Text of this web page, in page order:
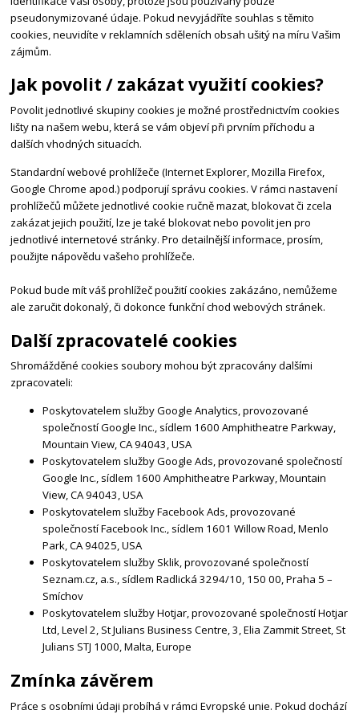
pseudonymizované údaje. Pokud nevyjádříte souhlas s těmito
cookies, neuvidíte v reklamních sděleních obsah ušitý na míru Vašim
zájmům.
Jak povolit / zakázat využití cookies?
Povolit jednotlivé skupiny cookies je možné prostřednictvím cookies
lišty na našem webu, která se vám objeví při prvním příchodu a
dalších vhodných situacích.
Standardní webové prohlížeče (Internet Explorer, Mozilla Firefox,
Google Chrome apod.) podporují správu cookies. V rámci nastavení
prohlížečů můžete jednotlivé cookie ručně mazat, blokovat či zcela
zakázat jejich použití, lze je také blokovat nebo povolit jen pro
jednotlivé internetové stránky. Pro detailnější informace, prosím,
použijte nápovědu vašeho prohlížeče.
Pokud bude mít váš prohlížeč použití cookies zakázáno, nemůžeme
ale zaručit dokonalý, či dokonce funkční chod webových stránek.
Další zpracovatelé cookies
Shromážděné cookies soubory mohou být zpracovány dalšími
zpracovateli:
Poskytovatelem služby Google Analytics, provozované
společností Google Inc., sídlem 1600 Amphitheatre Parkway,
Mountain View, CA 94043, USA
Poskytovatelem služby Google Ads, provozované společností
Google Inc., sídlem 1600 Amphitheatre Parkway, Mountain
View, CA 94043, USA
Poskytovatelem služby Facebook Ads, provozované
společností Facebook Inc., sídlem 1601 Willow Road, Menlo
Park, CA 94025, USA
Poskytovatelem služby Sklik, provozované společností
Seznam.cz, a.s., sídlem Radlická 3294/10, 150 00, Praha 5 –
Smíchov
Poskytovatelem služby Hotjar, provozované společností Hotjar
Ltd, Level 2, St Julians Business Centre, 3, Elia Zammit Street, St
Julians STJ 1000, Malta, Europe
Zmínka závěrem
Práce s osobními údaji probíhá v rámci Evropské unie. Pokud dochází